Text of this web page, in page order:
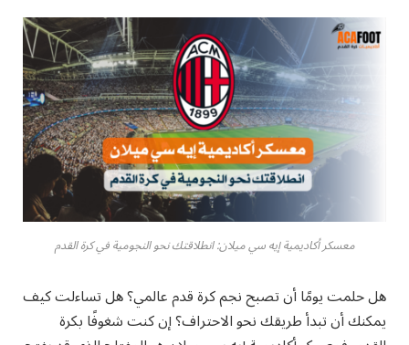
معسكر أكاديمية إيه سي ميلان: انطلاقتك نحو النجومية في كرة القدم
هل حلمت يومًا أن تصبح نجم كرة قدم عالمي؟ هل تساءلت كيف
يمكنك أن تبدأ طريقك نحو الاحتراف؟ إن كنت شغوفًا بكرة